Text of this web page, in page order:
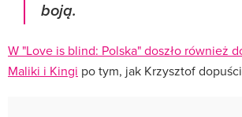
boją.
W "Love is blind: Polska" doszło również
Maliki i Kingi po tym, jak Krzysztof